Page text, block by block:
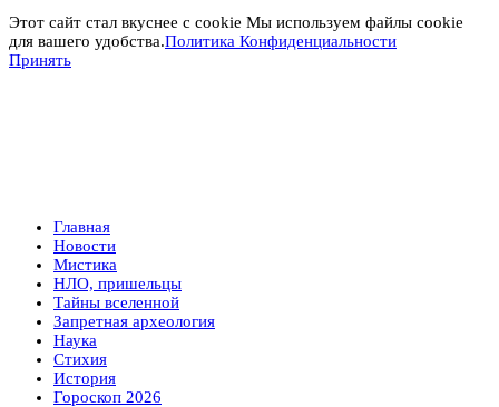
Этот сайт стал вкуснее с cookie Мы используем файлы cookie
для вашего удобства.Политика Конфиденциальности
Принять
Главная
Новости
Мистика
НЛО, пришельцы
Тайны вселенной
Запретная археология
Наука
Стихия
История
Гороскоп 2026